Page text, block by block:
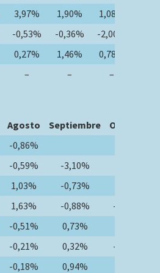
3,97% 1,90% 1,08%
-0,53% -0,36% -2,00%
0,27% 1,46% 0,78%
– – –
Agosto Septiembre Octubre
-0,86%
-0,59% -3,10%
1,03% -0,73%
1,63% -0,88%
-0,77%
-0,51% 0,73%
-0,21% 0,32%
-4,42%
-0,18% 0,94%